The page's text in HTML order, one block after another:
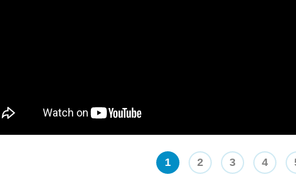
1 2 3 4